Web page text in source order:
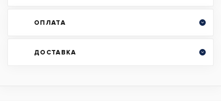
ОПЛАТА
ДОСТАВКА